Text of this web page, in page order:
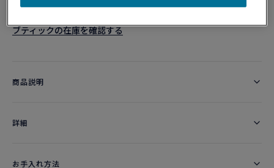
10営業日以内に発送
ブティックの在庫を確認する​
商品説明
詳細​
お手入れ方法